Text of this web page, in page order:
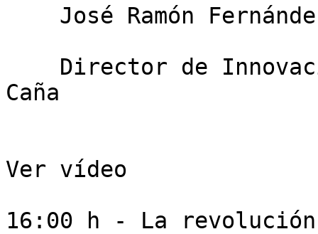
Caña
Ver vídeo
16:00 h - La